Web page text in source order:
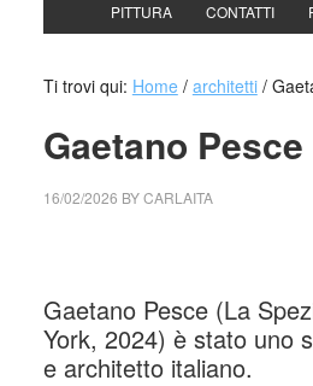
PITTURA CONTATTI
Ti trovi qui: Home / architetti /
Gaetano
16/02/2026 BYCARLAITA
Gaetano Pesce (La
York, 2024) è stato uno
e architetto italiano.